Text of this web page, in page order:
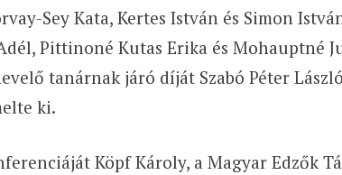
Sey Kata, Kertes István és Simon
Pittinoné Kutas Erika és Mohauptné
tanárnak járó díját Szabó Péter
ki.
Köpf Károly, a Magyar Edzők